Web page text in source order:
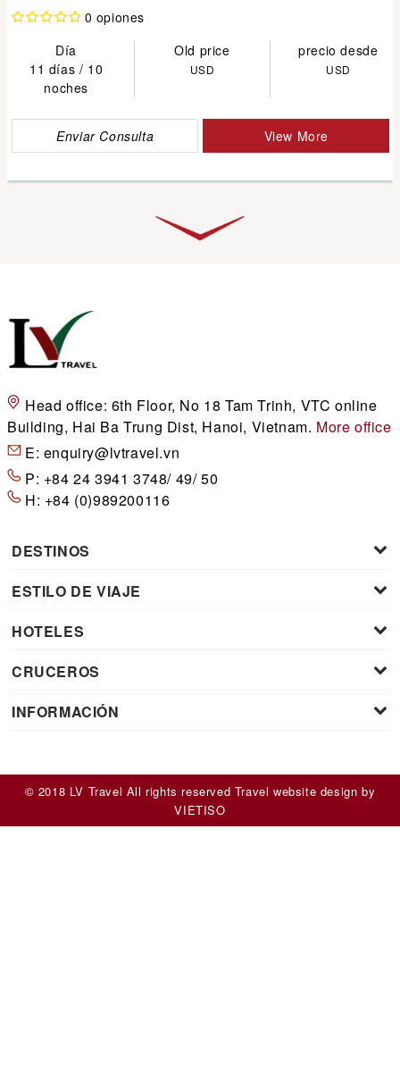
0 opiones
Día
Old price
precio desde
11 días / 10
noches
USD USD
Enviar Consulta View More
Head office: 6th Floor, No 18 Tam Trinh, VTC online
Building, Hai Ba Trung Dist, Hanoi, Vietnam. More office
E: enquiry@lvtravel.vn
P: +84 24 3941 3748/ 49/ 50
H: +84 (0)989200116
DESTINOS
ESTILO DE VIAJE
HOTELES
CRUCEROS
INFORMACIÓN
© 2018 LV Travel All rights reserved Travel website design by
VIETISO